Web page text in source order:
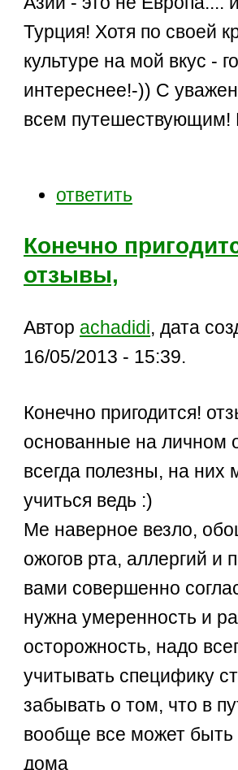
Турция! Хотя по своей
культуре на мой вкус -
интереснее!-)) С
всем путешествующим!
ответить
Конечно
отзывы,
Автор achadidi, дата
16/05/2013 - 15:39.
Конечно пригодится!
основанные на личном
всегда полезны, на них
учиться ведь :)
Ме наверное везло,
ожогов рта, аллергий и
вами совершенно
нужна умеренность и
осторожность, надо
учитывать специфику
забывать о том, что в
вообще все может быть
дома